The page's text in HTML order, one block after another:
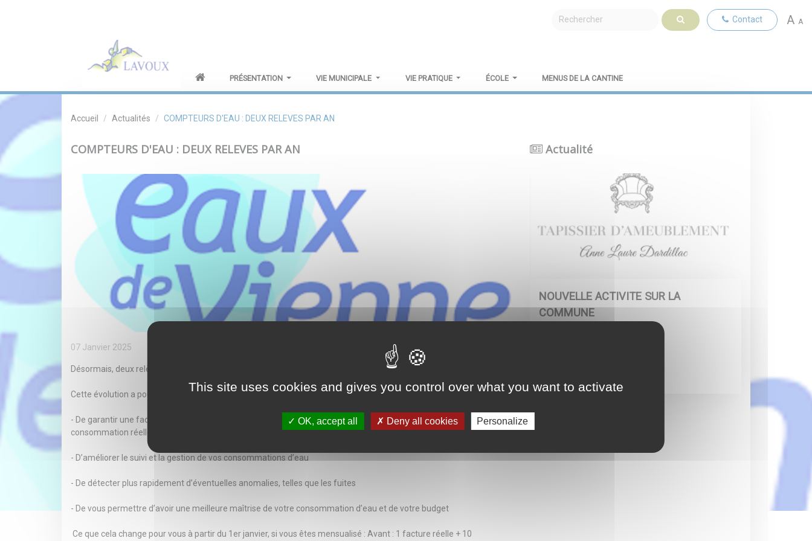
Contact A A
PRÉSENTATION VIE MUNICIPALE VIE PRATIQUE ÉCOLE MENUS DE LA CANTINE
Accueil Actualités COMPTEURS D'EAU : DEUX RELEVES PAR AN
COMPTEURS D'EAU : DEUX RELEVES PAR AN
07 Janvier 2025
Désormais, deux relèves réelles de votre compteur seront effectuées chaque année.
Cette évolution a pour objectif :
- De garantir une facturation plus précise : vous recevrez chaque année deux factures calculées sur votre
consommation réelle et non pas une facture au réel et une estimative
- D’améliorer le suivi et la gestion de vos consommations d’eau
- De détecter plus rapidement d’éventuelles anomalies, telles que les fuites
- De vous permettre d’avoir une meilleure maîtrise de votre consommation d’eau et de votre budget
Ce que cela change pour vous à partir du 1er janvier, si vous êtes mensualisé : Avant : 1 facture réelle + 10
Actualité
NOUVELLE ACTIVITE SUR LA
COMMUNE
This site uses cookies and gives you control over what you want to activate
OK, accept all Deny all cookies Personalize